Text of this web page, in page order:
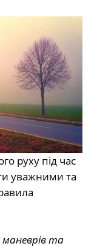
руху під час
уважними та
маневрів та